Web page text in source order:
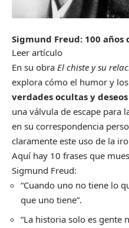
Sigmund Freud: 100 años
Leer artículo
En su obra El chiste y su
explora cómo el humor y
verdades ocultas y
una válvula de escape para
en su correspondencia
claramente este uso de la
Aquí hay 10 frases que
Sigmund Freud:
“Cuando uno no tiene lo
que uno tiene”.
“La historia solo es gente